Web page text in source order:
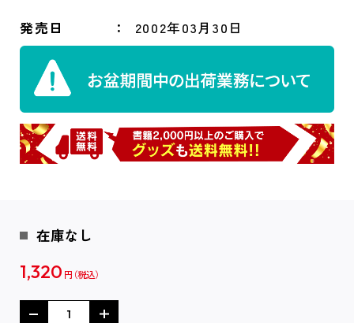
発売日 2002年03月30日
在庫なし
1,320 円